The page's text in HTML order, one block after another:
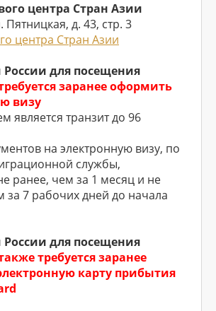
центра Стран Азии
Пятницкая, д. 43, стр. 3
центра Стран Азии
для посещения
заранее оформить
визу
является транзит до 96
на электронную визу, по
службы,
ранее, чем за 1 месяц и не
за 7 рабочих дней до начала
для посещения
требуется заранее
карту прибытия